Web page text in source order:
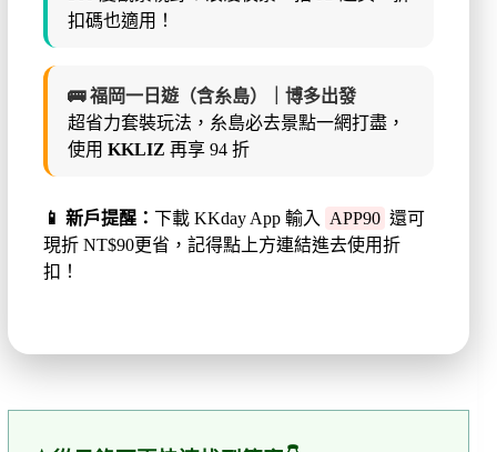
扣碼也適用！
🚌 福岡一日遊（含糸島）｜博多出發
超省力套裝玩法，糸島必去景點一網打盡，
使用 KKLIZ 再享 94 折
📱 新戶提醒： 下載 KKday App 輸入 APP90 還可
現折 NT$90更省，記得點上方連結進去使用折
扣！